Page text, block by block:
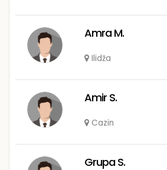
Amra M.
Ilidža
Amir S.
Cazin
Grupa S.